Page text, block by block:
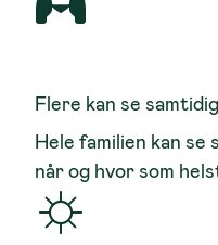
Flere kan se samtidig
Hele familien kan
når og hvor som